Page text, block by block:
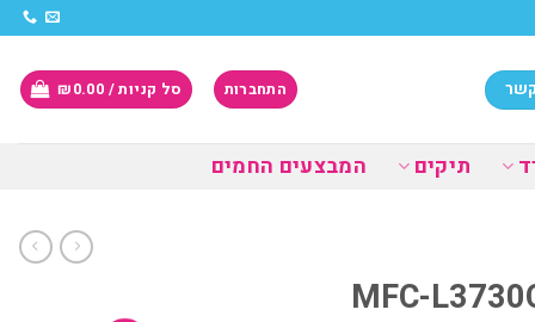
התחברות סל קניות / ₪0.00
תיקים המבצעים החמים